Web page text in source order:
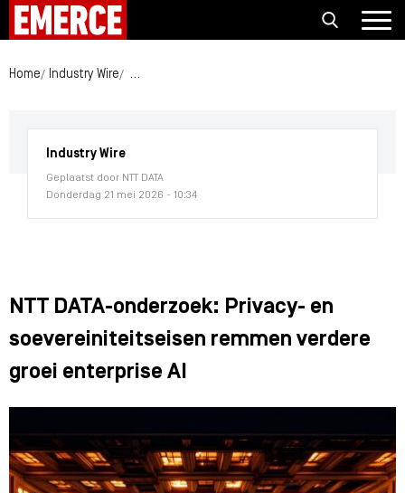
Home Industry Wire NTT DATA-onderzoek: Privacy- en
Industry Wire
Geplaatst door NTT DATA
Donderdag 21 mei 2026 - 10:34
NTT DATA-onderzoek: Privacy- en
soevereiniteitseisen remmen verdere
groei enterprise AI